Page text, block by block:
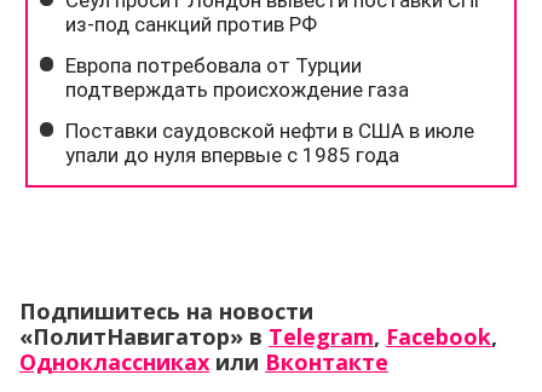
Подпишитесь на новости
«ПолитНавигатор» в Telegram, Facebook,
Одноклассниках или Вконтакте